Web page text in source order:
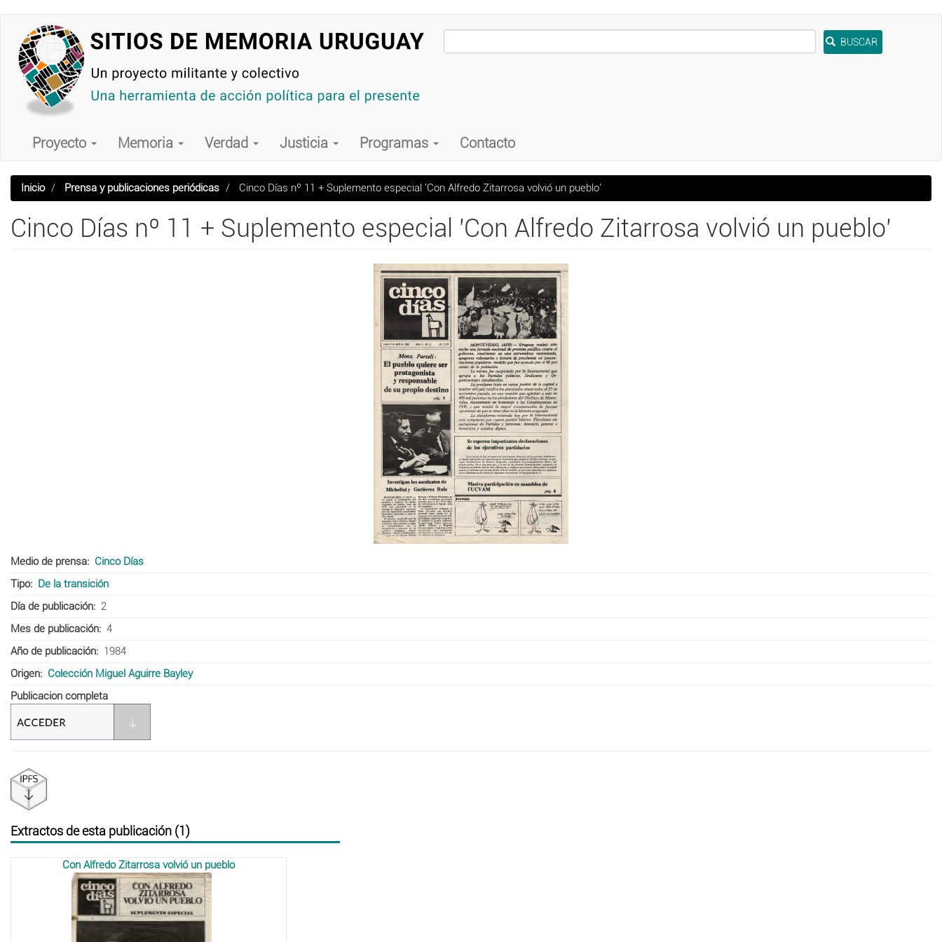
contenido
principal
BUSCAR
Main
navigation
Proyecto Memoria Verdad Justicia Programas Contacto
Inicio Prensa y publicaciones periódicas Cinco Días nº 11 + Suplemento especial 'Con Alfredo Zitarrosa volvió un pueblo'
Cinco Días nº 11 + Suplemento especial 'Con Alfredo Zitarrosa volvió un pueblo'
Medio de prensa
Cinco Días
Tipo
De la transición
Día de publicación
2
Mes de publicación
4
Año de publicación
1984
Origen
Colección Miguel Aguirre Bayley
Publicacion completa
Extractos de esta publicación (1)
Con Alfredo Zitarrosa volvió un pueblo